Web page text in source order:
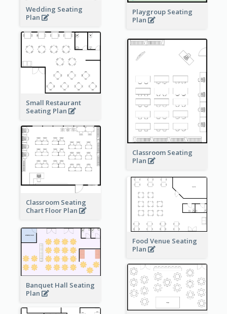
Playgroup Seating
Plan
Wedding Seating
Plan
Small Restaurant
Seating Plan
Classroom Seating
Plan
Classroom Seating
Chart Floor Plan
Food Venue Seating
Plan
Banquet Hall Seating
Plan